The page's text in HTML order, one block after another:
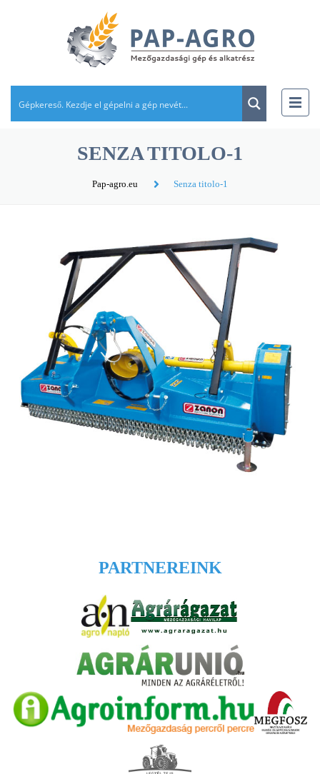
SENZA TITOLO-1
Pap-agro.eu Senza titolo-1
PARTNEREINK